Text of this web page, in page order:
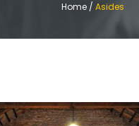
Home / Asides